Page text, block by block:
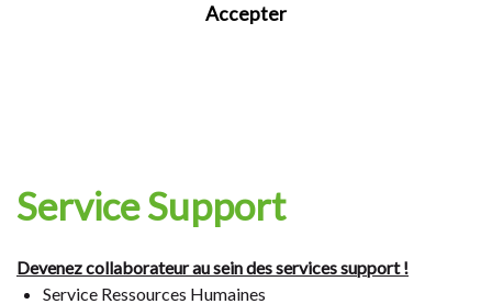
Accepter
Service Support
Devenez collaborateur au sein des services support !
Service Ressources Humaines